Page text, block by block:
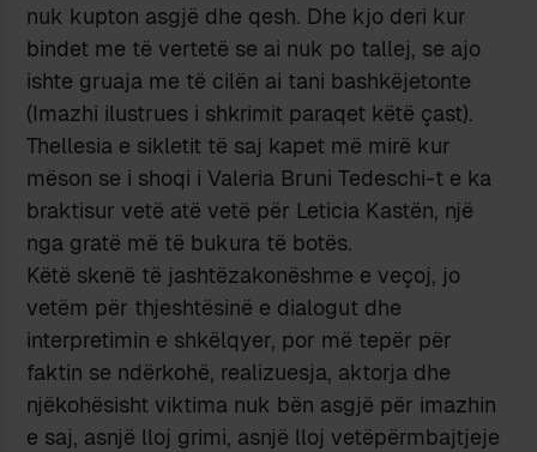
nuk kupton asgjë dhe qesh. Dhe kjo deri kur
bindet me të vertetë se ai nuk po tallej, se ajo
ishte gruaja me të cilën ai tani bashkëjetonte
(Imazhi ilustrues i shkrimit paraqet këtë çast).
Thellesia e sikletit të saj kapet më mirë kur
mëson se i shoqi i Valeria Bruni Tedeschi-t e ka
braktisur vetë atë vetë për Leticia Kastën, një
nga gratë më të bukura të botës.
Këtë skenë të jashtëzakonëshme e veçoj, jo
vetëm për thjeshtësinë e dialogut dhe
interpretimin e shkëlqyer, por më tepër për
faktin se ndërkohë, realizuesja, aktorja dhe
njëkohësisht viktima nuk bën asgjë për imazhin
e saj, asnjë lloj grimi, asnjë lloj vetëpërmbajtjeje